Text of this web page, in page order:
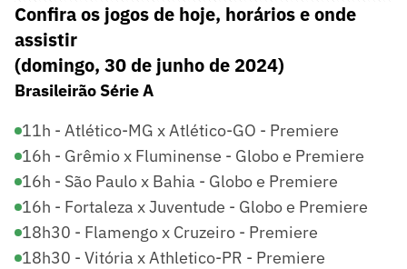
Confira os jogos de hoje, horários e onde
assistir
(domingo, 30 de junho de 2024)
Brasileirão Série A
11h - Atlético-MG x Atlético-GO - Premiere
16h - Grêmio x Fluminense - Globo e Premiere
16h - São Paulo x Bahia - Globo e Premiere
16h - Fortaleza x Juventude - Globo e Premiere
18h30 - Flamengo x Cruzeiro - Premiere
18h30 - Vitória x Athletico-PR - Premiere